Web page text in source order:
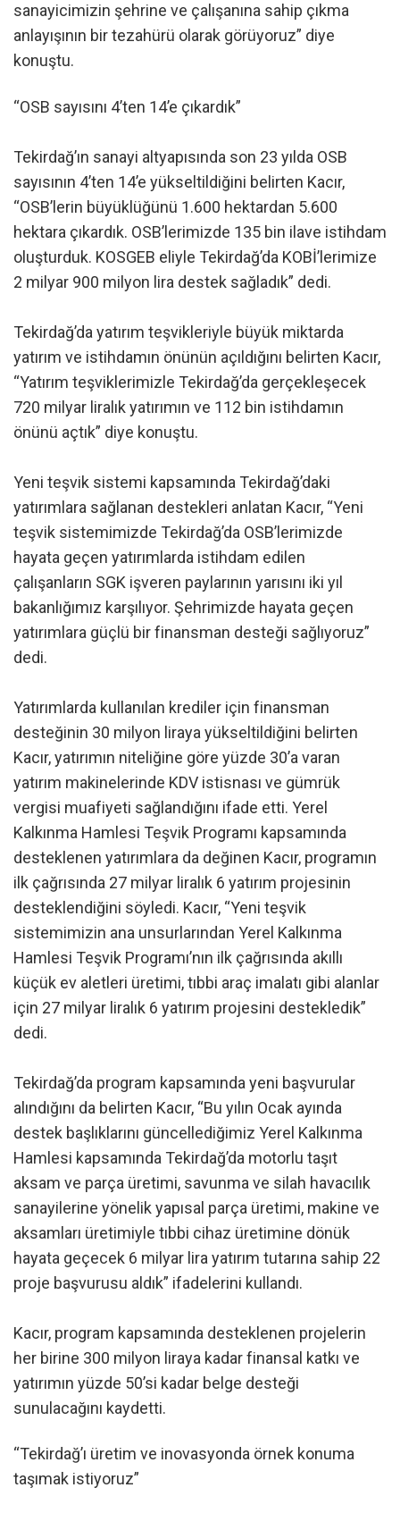
sanayicimizin şehrine ve çalışanına sahip çıkma
anlayışının bir tezahürü olarak görüyoruz” diye
konuştu.
“OSB sayısını 4’ten 14’e çıkardık”
Tekirdağ’ın sanayi altyapısında son 23 yılda OSB
sayısının 4’ten 14’e yükseltildiğini belirten Kacır,
“OSB’lerin büyüklüğünü 1.600 hektardan 5.600
hektara çıkardık. OSB’lerimizde 135 bin ilave istihdam
oluşturduk. KOSGEB eliyle Tekirdağ’da KOBİ’lerimize
2 milyar 900 milyon lira destek sağladık” dedi.
Tekirdağ’da yatırım teşvikleriyle büyük miktarda
yatırım ve istihdamın önünün açıldığını belirten Kacır,
“Yatırım teşviklerimizle Tekirdağ’da gerçekleşecek
720 milyar liralık yatırımın ve 112 bin istihdamın
önünü açtık” diye konuştu.
Yeni teşvik sistemi kapsamında Tekirdağ’daki
yatırımlara sağlanan destekleri anlatan Kacır, “Yeni
teşvik sistemimizde Tekirdağ’da OSB’lerimizde
hayata geçen yatırımlarda istihdam edilen
çalışanların SGK işveren paylarının yarısını iki yıl
bakanlığımız karşılıyor. Şehrimizde hayata geçen
yatırımlara güçlü bir finansman desteği sağlıyoruz”
dedi.
Yatırımlarda kullanılan krediler için finansman
desteğinin 30 milyon liraya yükseltildiğini belirten
Kacır, yatırımın niteliğine göre yüzde 30’a varan
yatırım makinelerinde KDV istisnası ve gümrük
vergisi muafiyeti sağlandığını ifade etti. Yerel
Kalkınma Hamlesi Teşvik Programı kapsamında
desteklenen yatırımlara da değinen Kacır, programın
ilk çağrısında 27 milyar liralık 6 yatırım projesinin
desteklendiğini söyledi. Kacır, “Yeni teşvik
sistemimizin ana unsurlarından Yerel Kalkınma
Hamlesi Teşvik Programı’nın ilk çağrısında akıllı
küçük ev aletleri üretimi, tıbbi araç imalatı gibi alanlar
için 27 milyar liralık 6 yatırım projesini destekledik”
dedi.
Tekirdağ’da program kapsamında yeni başvurular
alındığını da belirten Kacır, “Bu yılın Ocak ayında
destek başlıklarını güncellediğimiz Yerel Kalkınma
Hamlesi kapsamında Tekirdağ’da motorlu taşıt
aksam ve parça üretimi, savunma ve silah havacılık
sanayilerine yönelik yapısal parça üretimi, makine ve
aksamları üretimiyle tıbbi cihaz üretimine dönük
hayata geçecek 6 milyar lira yatırım tutarına sahip 22
proje başvurusu aldık” ifadelerini kullandı.
Kacır, program kapsamında desteklenen projelerin
her birine 300 milyon liraya kadar finansal katkı ve
yatırımın yüzde 50’si kadar belge desteği
sunulacağını kaydetti.
“Tekirdağ’ı üretim ve inovasyonda örnek konuma
taşımak istiyoruz”